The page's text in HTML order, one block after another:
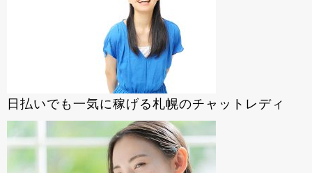
日払いでも一気に稼げる札幌のチャットレディ